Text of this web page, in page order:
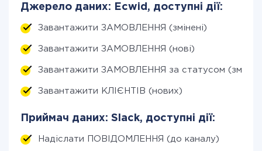
Джерело даних: Ecwid, доступні дії:
Завантажити ЗАМОВЛЕННЯ (змінені)
Завантажити ЗАМОВЛЕННЯ (нові)
Завантажити ЗАМОВЛЕННЯ за статусом
Завантажити КЛІЄНТІВ (нових)
Приймач даних: Slack, доступні дії:
Надіслати ПОВІДОМЛЕННЯ (до каналу)